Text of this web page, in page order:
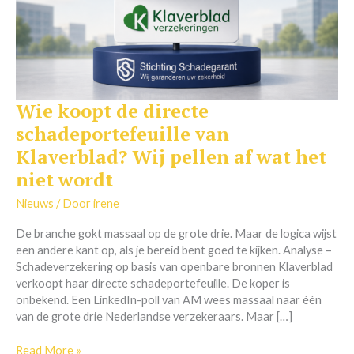
Wie koopt de directe
schadeportefeuille van
Klaverblad? Wij pellen af wat het
niet wordt
Nieuws / Doorirene
De branche gokt massaal op de grote drie. Maar de logica wijst
een andere kant op, als je bereid bent goed te kijken. Analyse –
Schadeverzekering op basis van openbare bronnen Klaverblad
verkoopt haar directe schadeportefeuille. De koper is
onbekend. Een LinkedIn-poll van AM wees massaal naar één
van de grote drie Nederlandse verzekeraars. Maar […]
Wie
koopt
de
directe
schadeportefeuille
van
Klaverblad?
pellen
af
wat
het
niet
wordt
Read More »